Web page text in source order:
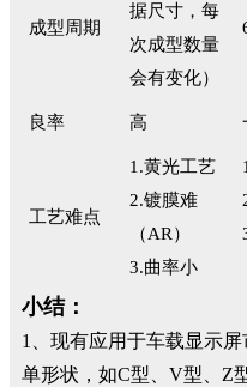
成型周期
据尺寸，每
次成型数量
会有变化）
良率 高
工艺难点
1.黄光工艺
2.镀膜难
（AR）
3.曲率小
小结：
1、现有应用于车载显示
单形状，如C型、V型、Z型